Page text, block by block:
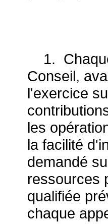
1.
Conseil,
l'exercice
les
la facilité
demandé
ressources
qualifiée
chaque